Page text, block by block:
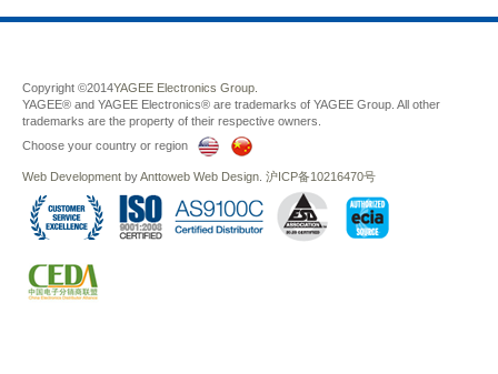
Copyright ©2014YAGEE Electronics Group.
YAGEE® and YAGEE Electronics® are trademarks of YAGEE Group. All other
trademarks are the property of their respective owners.
Choose your country or region
Web Development byAnttoweb Web Design 沪ICP备10216470号